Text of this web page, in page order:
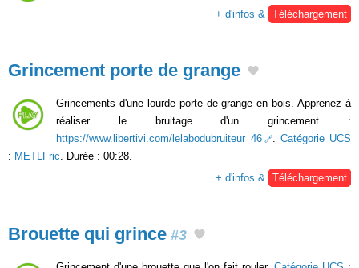
+ d'infos & Téléchargement
Grincement porte de grange
Grincements d'une lourde porte de grange en bois. Apprenez à
réaliser le bruitage d'un grincement :
https://www.libertivi.com/lelabodubruiteur_46
. Catégorie UCS
: METLFric. Durée : 00:28.
+ d'infos & Téléchargement
Brouette qui grince #3